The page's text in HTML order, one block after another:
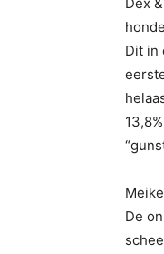
Dit in
De